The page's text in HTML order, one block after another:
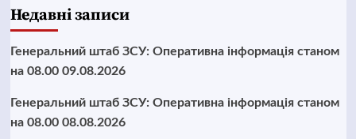
Недавні записи
Генеральний штаб ЗСУ: Оперативна інформація станом
на 08.00 09.08.2026
Генеральний штаб ЗСУ: Оперативна інформація станом
на 08.00 08.08.2026